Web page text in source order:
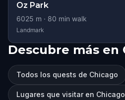
Oz Park
6025 m · 80 min walk
Landmark
Descubre más en
Todos los quests de Chicago
Lugares que visitar en Chicago